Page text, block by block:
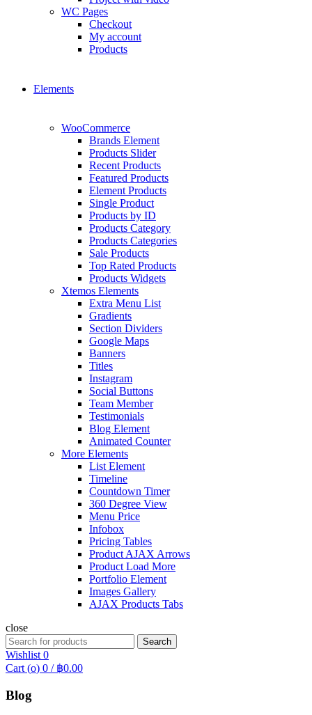
WC Pages
Checkout
My account
Products
Elements
WooCommerce
Brands Element
Products Slider
Recent Products
Featured Products
Element Products
Single Product
Products by ID
Products Category
Products Categories
Sale Products
Top Rated Products
Products Widgets
Xtemos Elements
Extra Menu List
Gradients
Section Dividers
Google Maps
Banners
Titles
Instagram
Social Buttons
Team Member
Testimonials
Blog Element
Animated Counter
More Elements
List Element
Timeline
Countdown Timer
360 Degree View
Menu Price
Infobox
Pricing Tables
Product AJAX Arrows
Product Load More
Portfolio Element
Images Gallery
AJAX Products Tabs
close
Search
for:
Search
Wishlist 0
Cart (o) 0 / ฿0.00
Blog